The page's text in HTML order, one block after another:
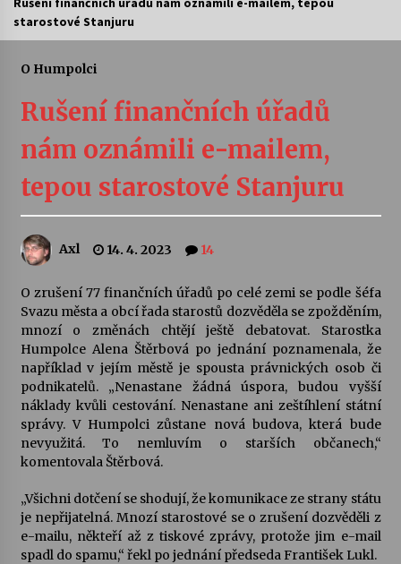
Vernisáž výstavy Josefíny Duškové: Stávám se
30. 7. 2026
Veselí muzikanti
30. 7. 2026
šedesátka: 28. 7.–1. 8. 2026
28. 7. 2026
Letní koncerty ve Stromovce: Kolchoz a
Jenakaši
28. 7. 2026
Votavžatský ploty
23. 7. 2026
Letní koncerty ve Stromovce: Rufus Miller
22. 7. 2026
starostové Stanjuru
O Humpolci
Rušení finančních úřadů
nám oznámili e-mailem,
tepou starostové Stanjuru
Axl 14. 4. 2023 14
O zrušení 77 finančních úřadů po celé zemi se podle šéfa
Svazu města a obcí řada starostů dozvěděla se zpožděním,
mnozí o změnách chtějí ještě debatovat. Starostka
Humpolce Alena Štěrbová po jednání poznamenala, že
například v jejím městě je spousta právnických osob či
podnikatelů. „Nenastane žádná úspora, budou vyšší
náklady kvůli cestování. Nenastane ani zeštíhlení státní
správy. V Humpolci zůstane nová budova, která bude
nevyužitá. To nemluvím o starších občanech,“
komentovala Štěrbová.
„Všichni dotčení se shodují, že komunikace ze strany státu
je nepřijatelná. Mnozí starostové se o zrušení dozvěděli z
e-mailu, někteří až z tiskové zprávy, protože jim e-mail
spadl do spamu,“ řekl po jednání předseda František Lukl.